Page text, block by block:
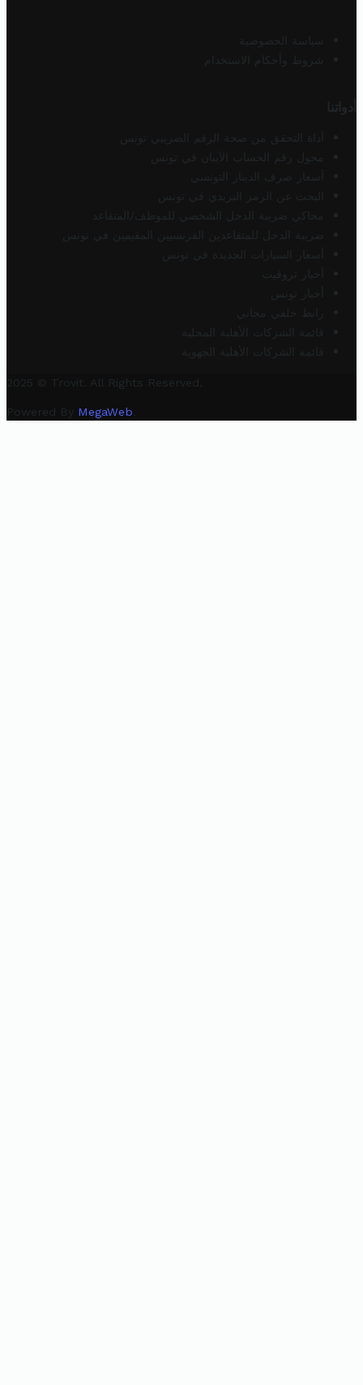
سياسة الخصوصية
شروط وأحكام الاستخدام
أدواتنا
أداة التحقق من صحة الرقم الضريبي تونس
محول رقم الحساب الآيبان في تونس
أسعار صرف الدينار التونسي
البحث عن الرمز البريدي في تونس
محاكي ضريبة الدخل الشخصي للموظف/المتقاعد
ضريبة الدخل للمتقاعدين الفرنسيين المقيمين في تونس
أسعار السيارات الجديدة في تونس
أخبار تروفيت
أخبار تونس
رابط خلفي مجاني
قائمة الشركات الأهلية المحلية
قائمة الشركات الأهلية الجهوية
2025 © Trovit. All Rights Reserved.
Powered By MegaWeb